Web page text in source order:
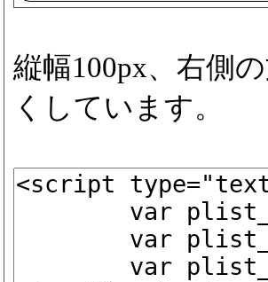
縦幅100px、右側
くしています。